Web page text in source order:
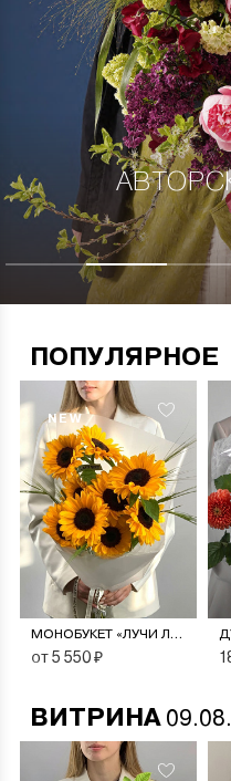
ПОПУЛЯРНОЕ
NEW
МОНОБУКЕТ «ЛУЧИ ЛЕТА»
от 5 550 ₽
ВИТРИНА